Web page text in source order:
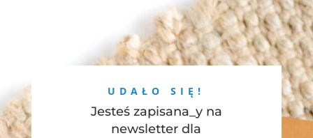
UDAŁO SIĘ!
Jesteś zapisana_y na
newsletter dla